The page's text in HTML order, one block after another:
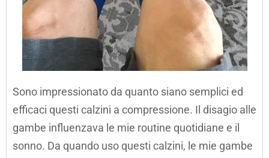
Sono impressionato da quanto siano semplici ed
efficaci questi calzini a compressione. Il disagio alle
gambe influenzava le mie routine quotidiane e il
sonno. Da quando uso questi calzini, le mie gambe